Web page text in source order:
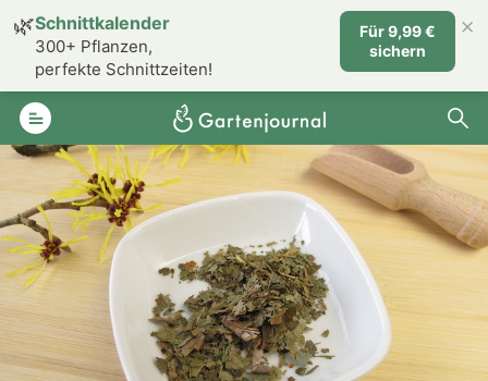
🌿Schnittkalender
300+ Pflanzen,
perfekte Schnittzeiten!
Für 9,99 €
sichern
×